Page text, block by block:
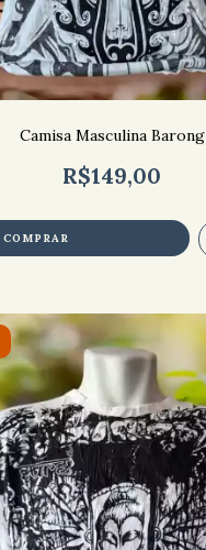
Camisa Masculina Barong
R$149,00
COMPRAR